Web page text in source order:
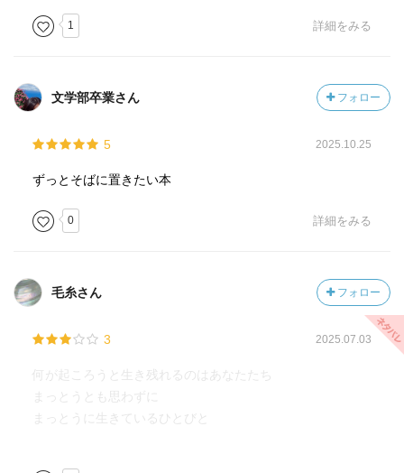
1 詳細をみる
文学部卒業さん フォロー
5 2025.10.25
ずっとそばに置きたい本
0 詳細をみる
毛糸さん フォロー
3 2025.07.03
何が起ころうと生き残れるのはあなたたち
まっとうとも思わずに
まっとうに生きているひとびと